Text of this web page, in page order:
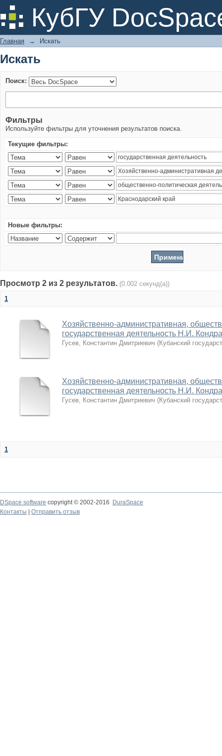
КубГУ
Искать
Главная → Искать
Искать
Поиск:
Фильтры
Используйте фильтры для уточнения результатов поиска.
Текущие фильтры:
Новые фильтры:
Просмотр 2 из 2 результатов. (0.002 секунд(а))
1
Хозяйственно-административная,
государственная деятельность Н.И.
Гусев, Константин Дмитриевич (Кубанский
Хозяйственно-административная,
государственная деятельность Н.И.
Гусев, Константин Дмитриевич (Кубанский
1
DSpace software copyright © 2002-2016
DuraSpace
Контакты
Отправить отзыв